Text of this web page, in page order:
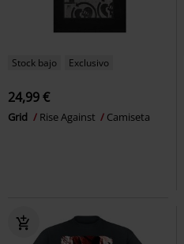
Stock bajo Exclusivo
24,99 €
Grid Rise Against Camiseta